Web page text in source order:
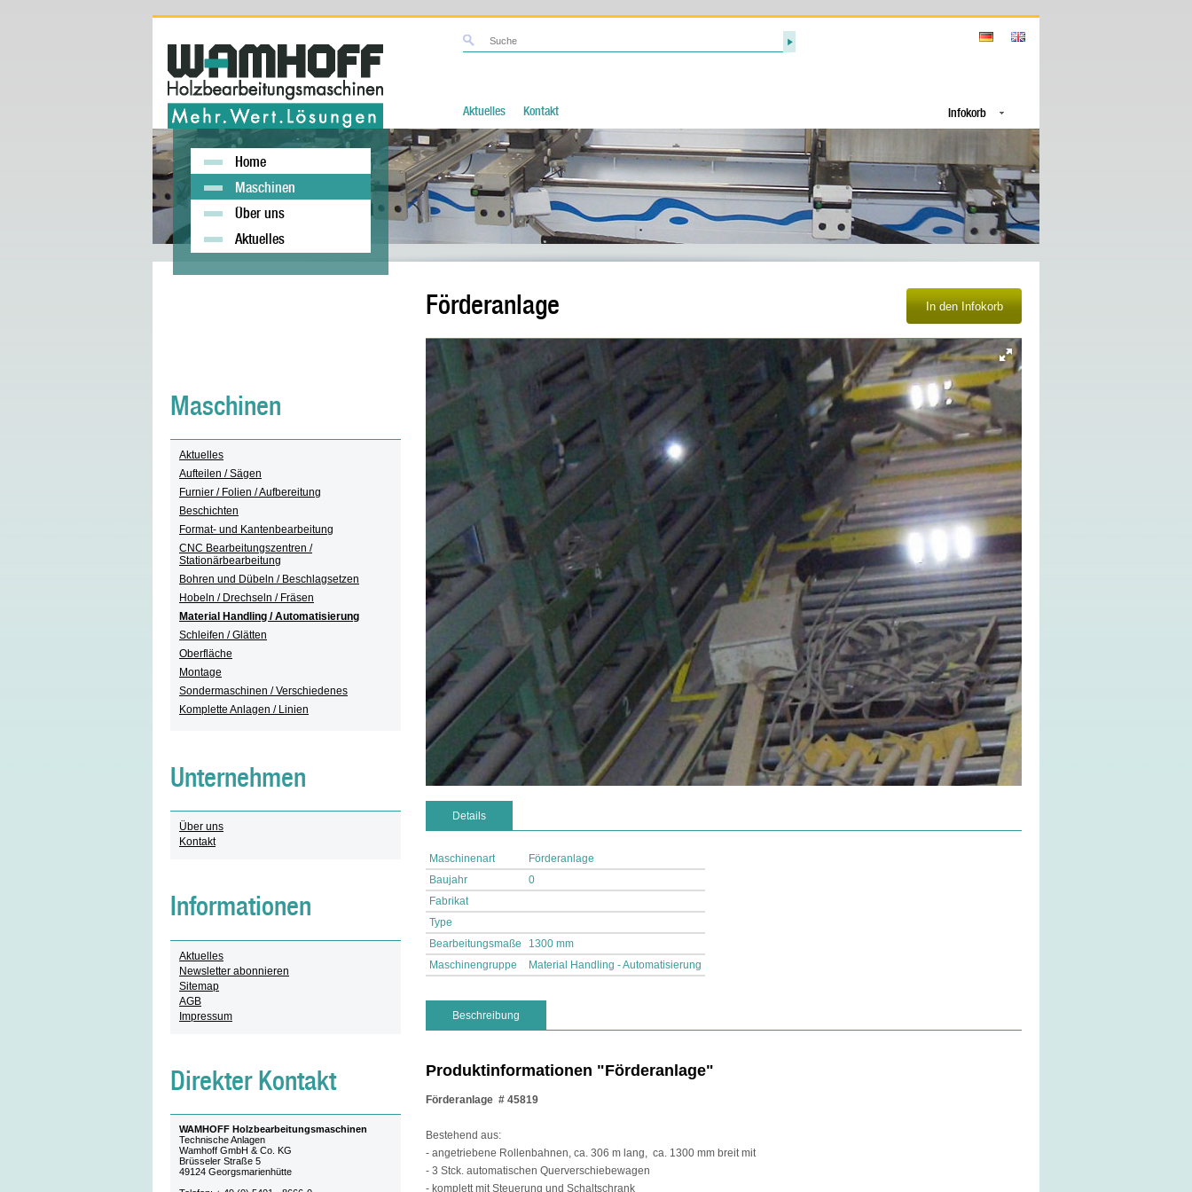
Infokorb
Aktuelles Kontakt
Home
Maschinen
Über uns
Aktuelles
Förderanlage
Details
Maschinenart
Förderanlage
Baujahr
0
Fabrikat
Type
Bearbeitungsmaße
1300 mm
Maschinengruppe
Material Handling - Automatisierung
Beschreibung
Produktinformationen "Förderanlage"
Förderanlage # 45819
Bestehend aus:
- angetriebene Rollenbahnen, ca. 306 m lang, ca. 1300 mm breit mit
- 3 Stck. automatischen Querverschiebewagen
- komplett mit Steuerung und Schaltschrank
Maschinen
Aktuelles
Aufteilen / Sägen
Furnier / Folien / Aufbereitung
Beschichten
Format- und Kantenbearbeitung
CNC Bearbeitungszentren /
Stationärbearbeitung
Bohren und Dübeln / Beschlagsetzen
Hobeln / Drechseln / Fräsen
Material Handling / Automatisierung
Schleifen / Glätten
Oberfläche
Montage
Sondermaschinen / Verschiedenes
Komplette Anlagen / Linien
Unternehmen
Über uns
Kontakt
Informationen
Aktuelles
Newsletter abonnieren
Sitemap
AGB
Impressum
Direkter Kontakt
WAMHOFF Holzbearbeitungsmaschinen
Technische Anlagen
Wamhoff GmbH & Co. KG
Brüsseler Straße 5
49124 Georgsmarienhütte